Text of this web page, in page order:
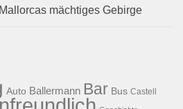
mächtiges Gebirge
Auto Ballermann Bar Bus Castell